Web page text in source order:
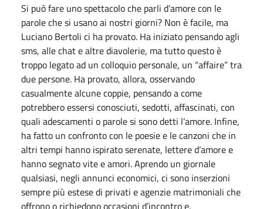
Si può fare uno spettacolo che parli d’amore con le
parole che si usano ai nostri giorni? Non è facile, ma
Luciano Bertoli ci ha provato. Ha iniziato pensando agli
sms, alle chat e altre diavolerie, ma tutto questo è
troppo legato ad un colloquio personale, un “affaire” tra
due persone. Ha provato, allora, osservando
casualmente alcune coppie, pensando a come
potrebbero essersi conosciuti, sedotti, affascinati, con
quali adescamenti o parole si sono detti l’amore. Infine,
ha fatto un confronto con le poesie e le canzoni che in
altri tempi hanno ispirato serenate, lettere d’amore e
hanno segnato vite e amori. Aprendo un giornale
qualsiasi, negli annunci economici, ci sono inserzioni
sempre più estese di privati e agenzie matrimoniali che
offrono o richiedono occasioni d’incontro e,